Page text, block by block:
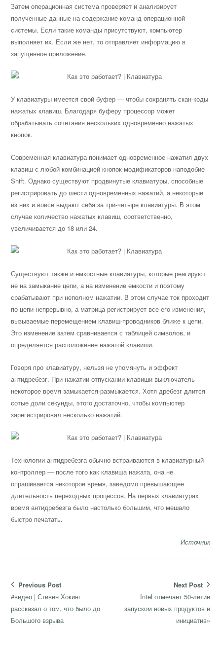
Затем операционная система проверяет и анализирует
полученные данные на содержание команд операционной
системы. Если такие команды присутствуют, компьютер
выполняет их. Если же нет, то отправляет информацию в
запущенное приложение.
У клавиатуры имеется свой буфер — чтобы сохранять скан-коды
нажатых клавиш. Благодаря буферу процессор может
обрабатывать сочетания нескольких одновременно нажатых
кнопок.
Современная клавиатура понимает одновременное нажатия двух
клавиш с любой комбинацией кнопок-модификаторов наподобие
Shift. Однако существуют продвинутые клавиатуры, способные
регистрировать до шести одновременных нажатий, а некоторые
из них и вовсе выдают себя за три-четыре клавиатуры. В этом
случае количество нажатых клавиш, соответственно,
увеличивается до 18 или 24.
Существуют также и емкостные клавиатуры, которые реагируют
не на замыкание цепи, а на изменение емкости и поэтому
срабатывают при неполном нажатии. В этом случае ток проходит
по цепи непрерывно, а матрица регистрирует все его изменения,
вызываемые перемещением клавиш-проводников ближе к цепи.
Это изменение затем сравнивается с таблицей символов, и
определяется расположение нажатой клавиши.
Говоря про клавиатуру, нельзя не упомянуть и эффект
антидребезг. При нажатии-отпускании клавиши выключатель
некоторое время замыкается-размыкается. Хотя дребезг длится
сотые доли секунды, этого достаточно, чтобы компьютер
зарегистрировал несколько нажатий.
Технологии антидребезга обычно встраиваются в клавиатурный
контроллер — после того как клавиша нажата, она не
опрашивается некоторое время, заведомо превышающее
длительность переходных процессов. На первых клавиатурах
время антидребезга было настолько большим, что мешало
быстро печатать.
Источник
Навигация
по
записям
Previous Post
Previous
post:
#видео | Стивен Хокинг
рассказал о том, что было до
Большого взрыва
Next Post
Next
post:
Intel отмечает 50-летие
запуском новых продуктов и
инициатив»